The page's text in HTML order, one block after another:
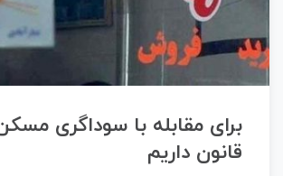
برای مقابله با سوداگری
قانون داریم